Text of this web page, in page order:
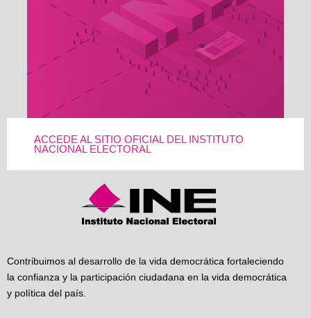
ACCEDE AL SITIO OFICIAL DEL INSTITUTO
NACIONAL ELECTORAL
Contribuimos al desarrollo de la vida democrática fortaleciendo
la confianza y la participación ciudadana en la vida democrática
y política del país.